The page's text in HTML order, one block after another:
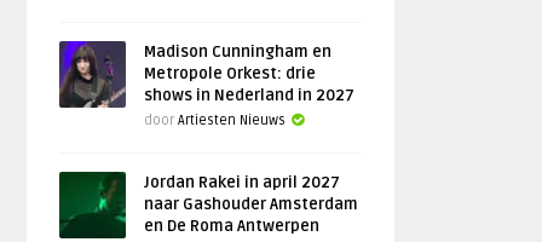
Madison Cunningham en
Metropole Orkest: drie
shows in Nederland in 2027
doorArtiesten Nieuws
Jordan Rakei in april 2027
naar Gashouder Amsterdam
en De Roma Antwerpen